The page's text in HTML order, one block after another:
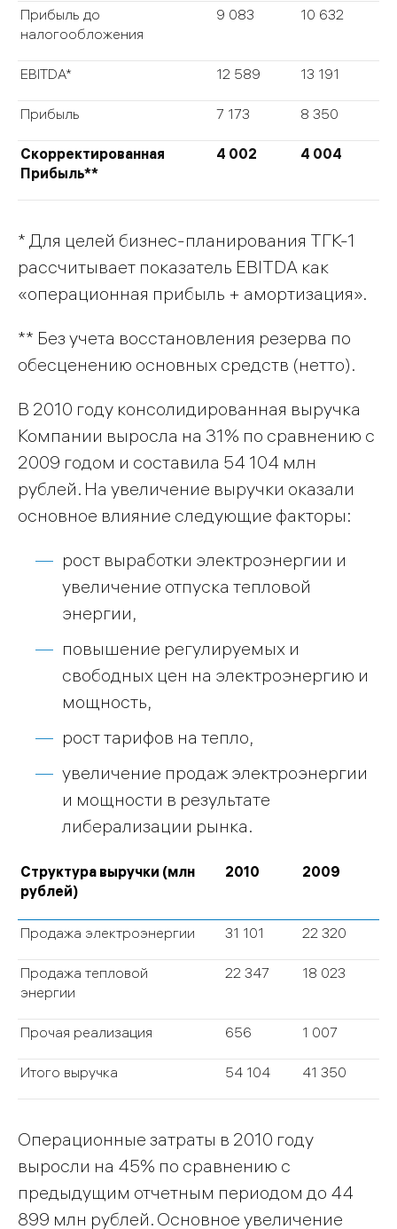
Прибыль до
налогообложения
9 083 10 632
EBITDA* 12 589 13 191
Прибыль 7 173 8 350
Скорректированная
Прибыль**
4 002 4 004
* Для целей бизнес-планирования ТГК-1
рассчитывает показатель EBITDA как
«операционная прибыль + амортизация».
** Без учета восстановления резерва по
обесценению основных средств (нетто).
В 2010 году консолидированная выручка
Компании выросла на 31% по сравнению с
2009 годом и составила 54 104 млн
рублей. На увеличение выручки оказали
основное влияние следующие факторы:
рост выработки электроэнергии и
увеличение отпуска тепловой
энергии,
повышение регулируемых и
свободных цен на электроэнергию и
мощность,
рост тарифов на тепло,
увеличение продаж электроэнергии
и мощности в результате
либерализации рынка.
Структура выручки (млн
рублей)
2010 2009
Продажа электроэнергии 31 101 22 320
Продажа тепловой
энергии
22 347 18 023
Прочая реализация 656 1 007
Итого выручка 54 104 41 350
Операционные затраты в 2010 году
выросли на 45% по сравнению с
предыдущим отчетным периодом до 44
899 млн рублей. Основное увеличение